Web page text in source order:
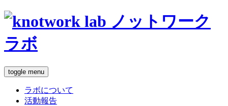
toggle menu
ラボについて
活動報告